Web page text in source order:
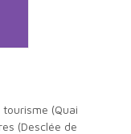
(Desclée de